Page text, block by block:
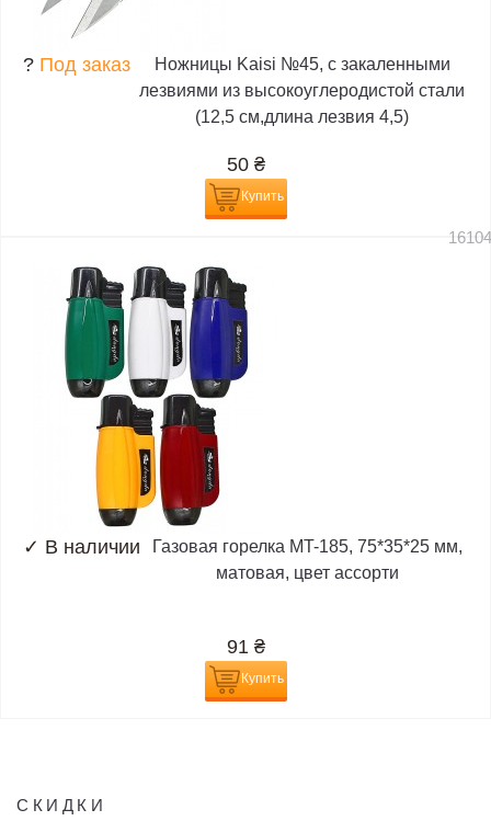
? Под заказ
Ножницы Kaisi №45, с закаленными
лезвиями из высокоуглеродистой стали
(12,5 см,длина лезвия 4,5)
50 ₴
Купить
✓ В наличии
Газовая горелка MT-185, 75*35*25 мм,
матовая, цвет ассорти
91 ₴
Купить
СКИДКИ